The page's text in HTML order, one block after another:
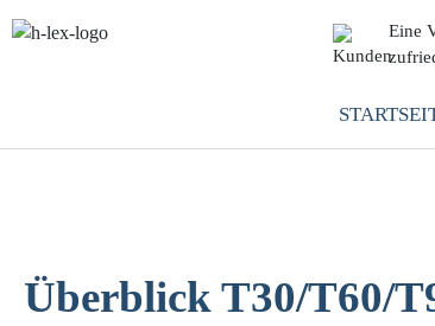
Eine
Überblick T30/T60/